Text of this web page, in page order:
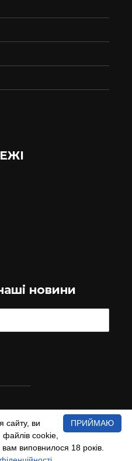
новини
2022
з сайту обов'язкове пряме
гіперпосилання на сайт
ПРИЙМАЮ
сайту, ви
файлів cookie,
виповнилося 18 років.